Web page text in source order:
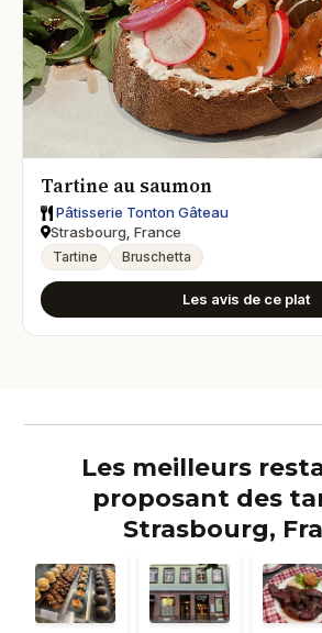
Tartine au saumon
Pâtisserie Tonton Gâteau
Strasbourg, France
Tartine Bruschetta
Les avis de ce plat
Les meilleurs
proposant des
Strasbourg,